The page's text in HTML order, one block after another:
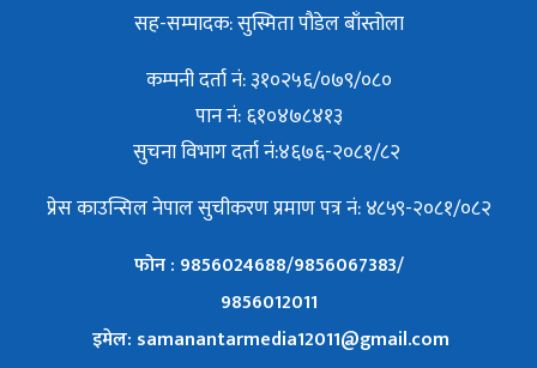
सह-सम्पादक: सुस्मिता पौडेल बाँस्तोला
कम्पनी दर्ता नं: ३१०२५६/०७९/०८०
पान नं: ६१०४७८४१३
सुचना विभाग दर्ता नं:४६७६-२०८१/८२
प्रेस काउन्सिल नेपाल सुचीकरण प्रमाण पत्र नं: ४८५९-२०८१/०८२
फोन : 9856024688/9856067383/
9856012011
इमेल: samanantarmedia12011@gmail.com